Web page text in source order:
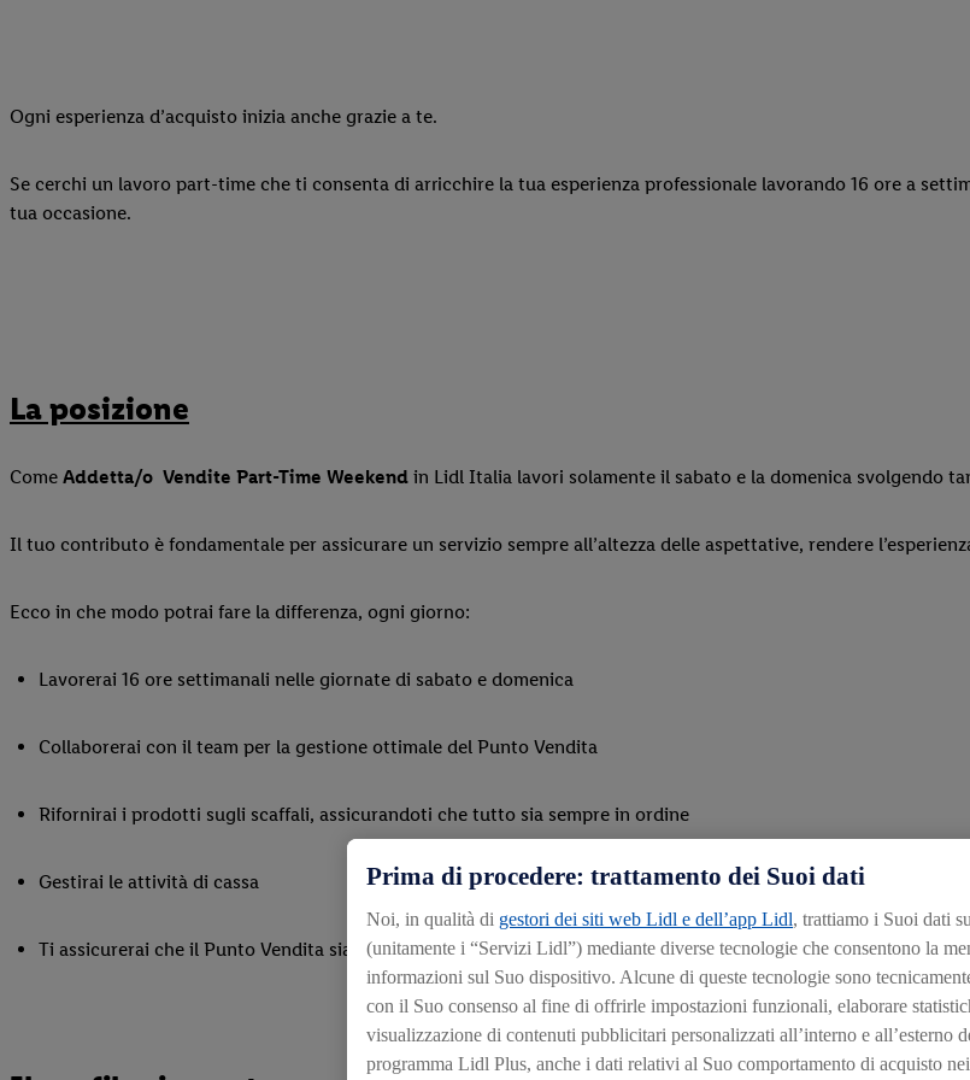
Ogni esperienza d’acquisto inizia anche grazie a te.
Se cerchi un lavoro part-time che ti consenta di arricchire la tua esperienza professionale lavorando 16 ore a
tua occasione.
La posizione
Come Addetta/o Vendite Part-Time Weekend in Lidl Italia lavori solamente il sabato e la domenica svolgendo
Il tuo contributo è fondamentale per assicurare un servizio sempre all’altezza delle aspettative, rendere
Ecco in che modo potrai fare la differenza, ogni giorno:
Lavorerai 16 ore settimanali nelle giornate di sabato e domenica
Collaborerai con il team per la gestione ottimale del Punto Vendita
Rifornirai i prodotti sugli scaffali, assicurandoti che tutto sia sempre in ordine
Gestirai le attività di cassa
Ti assicurerai che il Punto Vendita sia sempre ordinato e accogliente
Prima di procedere: trattamento dei Suoi dati
Noi, in qualità di gestori dei siti web Lidl e dell’app Lidl, trattiamo i Suoi dati
(unitamente i “Servizi Lidl”) mediante diverse tecnologie che consentono la
informazioni sul Suo dispositivo. Alcune di queste tecnologie sono
con il Suo consenso al fine di offrirle impostazioni funzionali, elaborare
visualizzazione di contenuti pubblicitari personalizzati all’interno e all’esterno
programma Lidl Plus, anche i dati relativi al Suo comportamento di acquisto